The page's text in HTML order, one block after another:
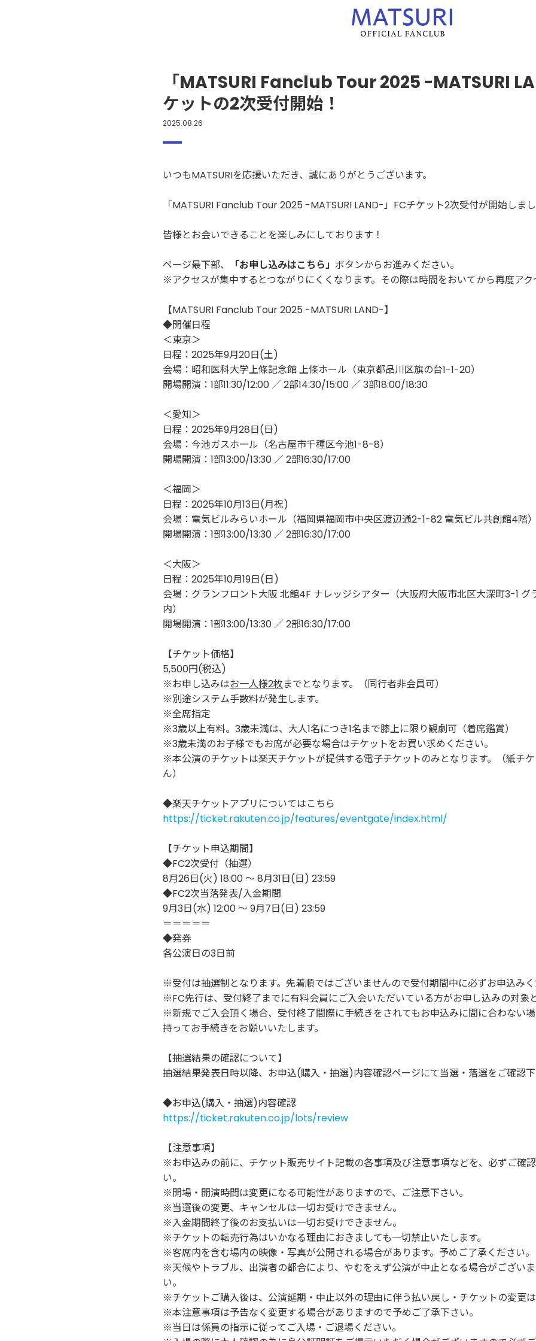
「MATSURI Fanclub Tour 2025 -MATSURI
ケットの2次受付開始！
2025.08.26
いつもMATSURIを応援いただき、誠にありがとうございます。
「MATSURI Fanclub Tour 2025 -MATSURI LAND-」FCチケット2次受付が開始しまし
皆様とお会いできることを楽しみにしております！
ページ最下部、 「お申し込みはこちら」 ボタンからお進みください。
※アクセスが集中するとつながりにくくなります。その際は時間をおいてから再度アク
【MATSURI Fanclub Tour 2025 -MATSURI LAND-】
◆開催日程
＜東京＞
日程：2025年9月20日(土)
会場：昭和医科大学上條記念館 上條ホール（東京都品川区旗の台1-1-20）
開場開演：1部11:30/12:00 ／ 2部14:30/15:00 ／ 3部18:00/18:30
＜愛知＞
日程：2025年9月28日(日)
会場：今池ガスホール（名古屋市千種区今池1-8-8）
開場開演：1部13:00/13:30 ／ 2部16:30/17:00
＜福岡＞
日程：2025年10月13日(月祝)
会場：電気ビルみらいホール（福岡県福岡市中央区渡辺通2-1-82 電気ビル共創館4階）
開場開演：1部13:00/13:30 ／ 2部16:30/17:00
＜大阪＞
日程：2025年10月19日(日)
会場：グランフロント大阪 北館4F ナレッジシアター（大阪府大阪市北区大深町3-1 グ
内）
開場開演：1部13:00/13:30 ／ 2部16:30/17:00
【チケット価格】
5,500円(税込)
※お申し込みはお一人様2枚までとなります。（同行者非会員可）
※別途システム手数料が発生します。
※全席指定
※3歳以上有料。3歳未満は、大人1名につき1名まで膝上に限り観劇可（着席鑑賞）
※3歳未満のお子様でもお席が必要な場合はチケットをお買い求めください。
※本公演のチケットは楽天チケットが提供する電子チケットのみとなります。（紙チ
ん）
◆楽天チケットアプリについてはこちら
https://ticket.rakuten.co.jp/features/eventgate/index.html/
【チケット申込期間】
◆FC2次受付（抽選）
8月26日(火) 18:00 〜 8月31日(日) 23:59
◆FC2次当落発表/入金期間
9月3日(水) 12:00 〜 9月7日(日) 23:59
＝＝＝＝＝
◆発券
各公演日の3日前
※受付は抽選制となります。先着順ではございませんので受付期間中に必ずお申込みく
※FC先行は、受付終了までに有料会員にご入会いただいている方がお申し込みの対象と
※新規でご入会頂く場合、受付終了間際に手続きをされてもお申込みに間に合わない
持ってお手続きをお願いいたします。
【抽選結果の確認について】
抽選結果発表日時以降、お申込(購入・抽選)内容確認ページにて当選・落選をご確認下
◆お申込(購入・抽選)内容確認
https://ticket.rakuten.co.jp/lots/review
【注意事項】
※お申込みの前に、チケット販売サイト記載の各事項及び注意事項などを、必ずご確
い。
※開場・開演時間は変更になる可能性がありますので、ご注意下さい。
※当選後の変更、キャンセルは一切お受けできません。
※入金期間終了後のお支払いは一切お受けできません。
※チケットの転売行為はいかなる理由におきましても一切禁止いたします。
※客席内を含む場内の映像・写真が公開される場合があります。予めご了承ください。
※天候やトラブル、出演者の都合により、やむをえず公演が中止となる場合がござい
い。
※チケットご購入後は、公演延期・中止以外の理由に伴う払い戻し・チケットの変更は
※本注意事項は予告なく変更する場合がありますので予めご了承下さい。
※当日は係員の指示に従ってご入場・ご退場ください。